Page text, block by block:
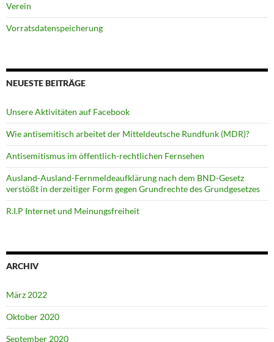
Verein
Vorratsdatenspeicherung
NEUESTE BEITRÄGE
Unsere Aktivitäten auf Facebook
Wie antisemitisch arbeitet der Mitteldeutsche Rundfunk (MDR)?
Antisemitismus im öffentlich-rechtlichen Fernsehen
Ausland-Ausland-Fernmeldeaufklärung nach dem BND-Gesetz
verstößt in derzeitiger Form gegen Grundrechte des Grundgesetzes
R.I.P Internet und Meinungsfreiheit
ARCHIV
März 2022
Oktober 2020
September 2020